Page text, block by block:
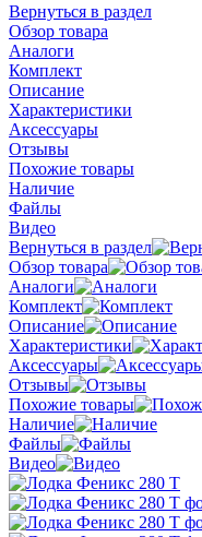
Вернуться в раздел
Обзор товара
Аналоги
Комплект
Описание
Характеристики
Аксессуары
Отзывы
Похожие товары
Наличие
Файлы
Видео
Вернуться в раздел
Обзор товара
Аналоги
Комплект
Описание
Характеристики
Аксессуары
Отзывы
Похожие товары
Наличие
Файлы
Видео